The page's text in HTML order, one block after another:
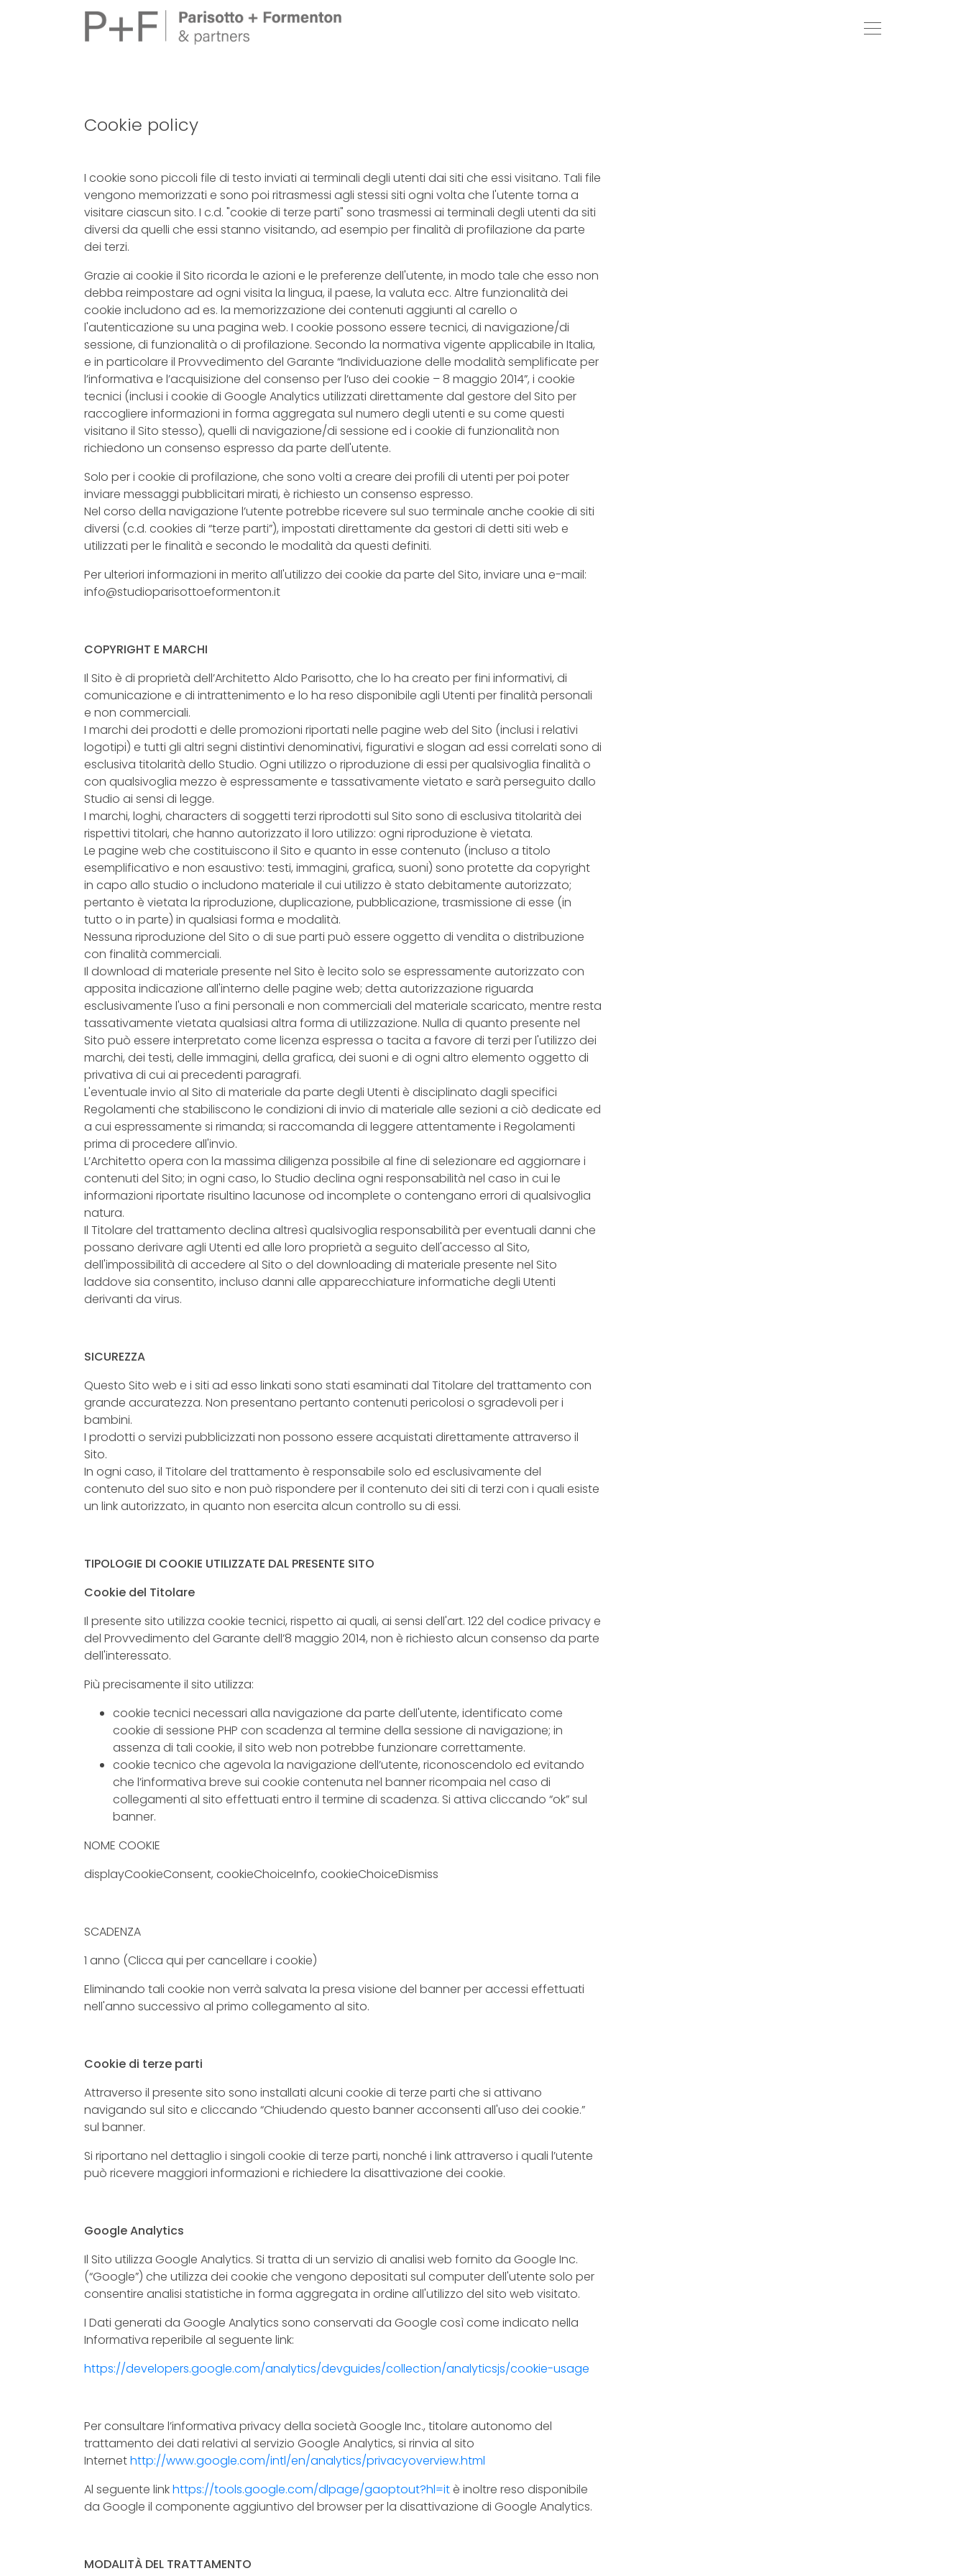
Cookie policy
I cookie sono piccoli file di testo inviati ai terminali degli utenti dai siti che essi visitano. Tali file
vengono memorizzati e sono poi ritrasmessi agli stessi siti ogni volta che l'utente torna a
visitare ciascun sito. I c.d. "cookie di terze parti" sono trasmessi ai terminali degli utenti da siti
diversi da quelli che essi stanno visitando, ad esempio per finalità di profilazione da parte
dei terzi.
Grazie ai cookie il Sito ricorda le azioni e le preferenze dell'utente, in modo tale che esso non
debba reimpostare ad ogni visita la lingua, il paese, la valuta ecc. Altre funzionalità dei
cookie includono ad es. la memorizzazione dei contenuti aggiunti al carello o
l'autenticazione su una pagina web. I cookie possono essere tecnici, di navigazione/di
sessione, di funzionalità o di profilazione. Secondo la normativa vigente applicabile in Italia,
e in particolare il Provvedimento del Garante “Individuazione delle modalità semplificate per
l’informativa e l’acquisizione del consenso per l’uso dei cookie – 8 maggio 2014”, i cookie
tecnici (inclusi i cookie di Google Analytics utilizzati direttamente dal gestore del Sito per
raccogliere informazioni in forma aggregata sul numero degli utenti e su come questi
visitano il Sito stesso), quelli di navigazione/di sessione ed i cookie di funzionalità non
richiedono un consenso espresso da parte dell'utente.
Solo per i cookie di profilazione, che sono volti a creare dei profili di utenti per poi poter
inviare messaggi pubblicitari mirati, è richiesto un consenso espresso.
Nel corso della navigazione l’utente potrebbe ricevere sul suo terminale anche cookie di siti
diversi (c.d. cookies di “terze parti”), impostati direttamente da gestori di detti siti web e
utilizzati per le finalità e secondo le modalità da questi definiti.
Per ulteriori informazioni in merito all'utilizzo dei cookie da parte del Sito, inviare una e-mail:
info@studioparisottoeformenton.it
COPYRIGHT E MARCHI
Il Sito è di proprietà dell’Architetto Aldo Parisotto, che lo ha creato per fini informativi, di
comunicazione e di intrattenimento e lo ha reso disponibile agli Utenti per finalità personali
e non commerciali.
I marchi dei prodotti e delle promozioni riportati nelle pagine web del Sito (inclusi i relativi
logotipi) e tutti gli altri segni distintivi denominativi, figurativi e slogan ad essi correlati sono di
esclusiva titolarità dello Studio. Ogni utilizzo o riproduzione di essi per qualsivoglia finalità o
con qualsivoglia mezzo è espressamente e tassativamente vietato e sarà perseguito dallo
Studio ai sensi di legge.
I marchi, loghi, characters di soggetti terzi riprodotti sul Sito sono di esclusiva titolarità dei
rispettivi titolari, che hanno autorizzato il loro utilizzo: ogni riproduzione è vietata.
Le pagine web che costituiscono il Sito e quanto in esse contenuto (incluso a titolo
esemplificativo e non esaustivo: testi, immagini, grafica, suoni) sono protette da copyright
in capo allo studio o includono materiale il cui utilizzo è stato debitamente autorizzato;
pertanto è vietata la riproduzione, duplicazione, pubblicazione, trasmissione di esse (in
tutto o in parte) in qualsiasi forma e modalità.
Nessuna riproduzione del Sito o di sue parti può essere oggetto di vendita o distribuzione
con finalità commerciali.
Il download di materiale presente nel Sito è lecito solo se espressamente autorizzato con
apposita indicazione all'interno delle pagine web; detta autorizzazione riguarda
esclusivamente l'uso a fini personali e non commerciali del materiale scaricato, mentre resta
tassativamente vietata qualsiasi altra forma di utilizzazione. Nulla di quanto presente nel
Sito può essere interpretato come licenza espressa o tacita a favore di terzi per l'utilizzo dei
marchi, dei testi, delle immagini, della grafica, dei suoni e di ogni altro elemento oggetto di
privativa di cui ai precedenti paragrafi.
L'eventuale invio al Sito di materiale da parte degli Utenti è disciplinato dagli specifici
Regolamenti che stabiliscono le condizioni di invio di materiale alle sezioni a ciò dedicate ed
a cui espressamente si rimanda; si raccomanda di leggere attentamente i Regolamenti
prima di procedere all'invio.
L’Architetto opera con la massima diligenza possibile al fine di selezionare ed aggiornare i
contenuti del Sito; in ogni caso, lo Studio declina ogni responsabilità nel caso in cui le
informazioni riportate risultino lacunose od incomplete o contengano errori di qualsivoglia
natura.
Il Titolare del trattamento declina altresì qualsivoglia responsabilità per eventuali danni che
possano derivare agli Utenti ed alle loro proprietà a seguito dell'accesso al Sito,
dell'impossibilità di accedere al Sito o del downloading di materiale presente nel Sito
laddove sia consentito, incluso danni alle apparecchiature informatiche degli Utenti
derivanti da virus.
SICUREZZA
Questo Sito web e i siti ad esso linkati sono stati esaminati dal Titolare del trattamento con
grande accuratezza. Non presentano pertanto contenuti pericolosi o sgradevoli per i
bambini.
I prodotti o servizi pubblicizzati non possono essere acquistati direttamente attraverso il
Sito.
In ogni caso, il Titolare del trattamento è responsabile solo ed esclusivamente del
contenuto del suo sito e non può rispondere per il contenuto dei siti di terzi con i quali esiste
un link autorizzato, in quanto non esercita alcun controllo su di essi.
TIPOLOGIE DI COOKIE UTILIZZATE DAL PRESENTE SITO
Cookie del Titolare
Il presente sito utilizza cookie tecnici, rispetto ai quali, ai sensi dell'art. 122 del codice privacy e
del Provvedimento del Garante dell’8 maggio 2014, non è richiesto alcun consenso da parte
dell'interessato.
Più precisamente il sito utilizza:
cookie tecnici necessari alla navigazione da parte dell'utente, identificato come
cookie di sessione PHP con scadenza al termine della sessione di navigazione; in
assenza di tali cookie, il sito web non potrebbe funzionare correttamente.
cookie tecnico che agevola la navigazione dell’utente, riconoscendolo ed evitando
che l’informativa breve sui cookie contenuta nel banner ricompaia nel caso di
collegamenti al sito effettuati entro il termine di scadenza. Si attiva cliccando “ok” sul
banner.
NOME COOKIE
displayCookieConsent, cookieChoiceInfo, cookieChoiceDismiss
SCADENZA
1 anno (Clicca qui per cancellare i cookie)
Eliminando tali cookie non verrà salvata la presa visione del banner per accessi effettuati
nell'anno successivo al primo collegamento al sito.
Cookie di terze parti
Attraverso il presente sito sono installati alcuni cookie di terze parti che si attivano
navigando sul sito e cliccando “Chiudendo questo banner acconsenti all'uso dei cookie.”
sul banner.
Si riportano nel dettaglio i singoli cookie di terze parti, nonché i link attraverso i quali l’utente
può ricevere maggiori informazioni e richiedere la disattivazione dei cookie.
Google Analytics
Il Sito utilizza Google Analytics. Si tratta di un servizio di analisi web fornito da Google Inc.
(“Google”) che utilizza dei cookie che vengono depositati sul computer dell'utente solo per
consentire analisi statistiche in forma aggregata in ordine all'utilizzo del sito web visitato.
I Dati generati da Google Analytics sono conservati da Google così come indicato nella
Informativa reperibile al seguente link:
https://developers.google.com/analytics/devguides/collection/analyticsjs/cookie-usage
Per consultare l’informativa privacy della società Google Inc., titolare autonomo del
trattamento dei dati relativi al servizio Google Analytics, si rinvia al sito
Internethttp://www.google.com/intl/en/analytics/privacyoverview.html
Al seguente linkhttps://tools.google.com/dlpage/gaoptout?hl=itè inoltre reso disponibile
da Google il componente aggiuntivo del browser per la disattivazione di Google Analytics.
MODALITÀ DEL TRATTAMENTO